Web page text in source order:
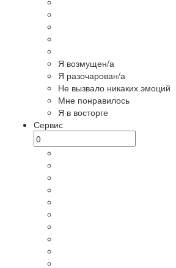
Я возмущен/а
Я разочарован/а
Не вызвало никаких эмоций
Мне понравилось
Я в восторге
Сервис